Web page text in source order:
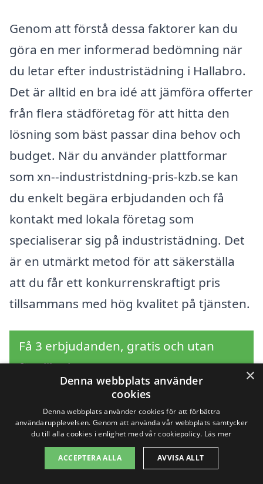
Genom att förstå dessa faktorer kan du
göra en mer informerad bedömning när
du letar efter industristädning i Hallabro.
Det är alltid en bra idé att jämföra offerter
från flera städföretag för att hitta den
lösning som bäst passar dina behov och
budget. När du använder plattformar
som xn--industristdning-pris-kzb.se kan
du enkelt begära erbjudanden och få
kontakt med lokala företag som
specialiserar sig på industristädning. Det
är en utmärkt metod för att säkerställa
att du får ett konkurrenskraftigt pris
tillsammans med hög kvalitet på tjänsten.
Få 3 erbjudanden, gratis och utan
förpliktelser
Sök efter en
professionell för
×
Denna webbplats använder
cookies
Denna webbplats använder cookies för att förbättra
användarupplevelsen. Genom att använda vår webbplats samtycker
du till alla cookies i enlighet med vår cookiepolicy. Läs mer
ACCEPTERA ALLA AVVISA ALLT